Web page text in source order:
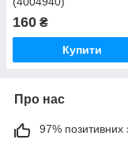
160 ₴
Купити
Про нас
97% позитивних